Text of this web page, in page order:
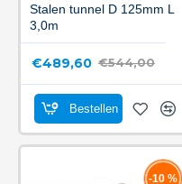
Stalen tunnel D 125mm L
3,0m
€489,60 €544,00
Bestellen
-10 %